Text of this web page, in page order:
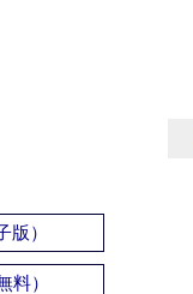
）
料）